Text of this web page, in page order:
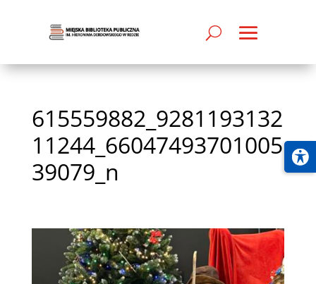
615559882_9281193132
11244_66047493701005
39079_n